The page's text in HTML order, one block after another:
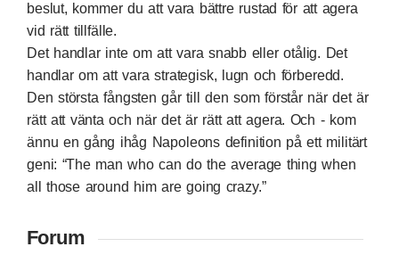
beslut, kommer du att vara bättre rustad för att agera
vid rätt tillfälle.
Det handlar inte om att vara snabb eller otålig. Det
handlar om att vara strategisk, lugn och förberedd.
Den största fångsten går till den som förstår när det är
rätt att vänta och när det är rätt att agera. Och - kom
ännu en gång ihåg Napoleons definition på ett militärt
geni: “The man who can do the average thing when
all those around him are going crazy.”
Forum